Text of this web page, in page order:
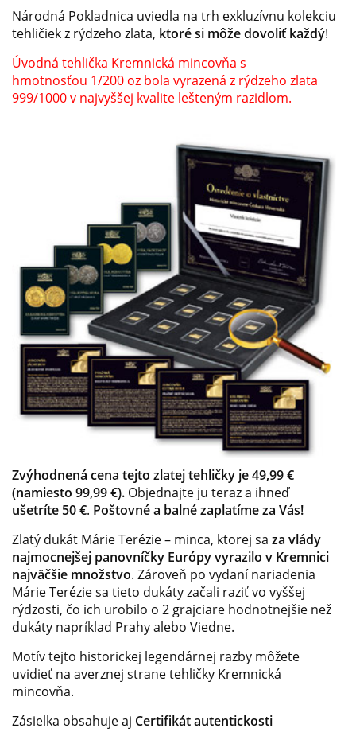
Národná Pokladnica uviedla na trh exkluzívnu kolekciu
tehličiek z rýdzeho zlata, ktoré si môže dovoliť každý!
Úvodná tehlička Kremnická mincovňa s
hmotnosťou 1/200 oz bola vyrazená z rýdzeho zlata
999/1000 v najvyššej kvalite lešteným razidlom.
Zvýhodnená cena tejto zlatej tehličky je 49,99 €
(namiesto 99,99 €). Objednajte ju teraz a ihneď
ušetríte 50 €. Poštovné a balné zaplatíme za Vás!
Zlatý dukát Márie Terézie– minca, ktorej sa za vlády
najmocnejšej panovníčky Európy vyrazilo v Kremnici
najväčšie množstvo. Zároveň po vydaní nariadenia
Márie Terézie sa tieto dukáty začali raziť vo vyššej
rýdzosti, čo ich urobilo o 2 grajciare hodnotnejšie než
dukáty napríklad Prahy alebo Viedne.
Motív tejto historickej legendárnej razby môžete
uvidieť na averznej strane tehličky Kremnická
mincovňa.
Zásielka obsahuje aj Certifikát autentickosti